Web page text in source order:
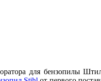
для бензопилы